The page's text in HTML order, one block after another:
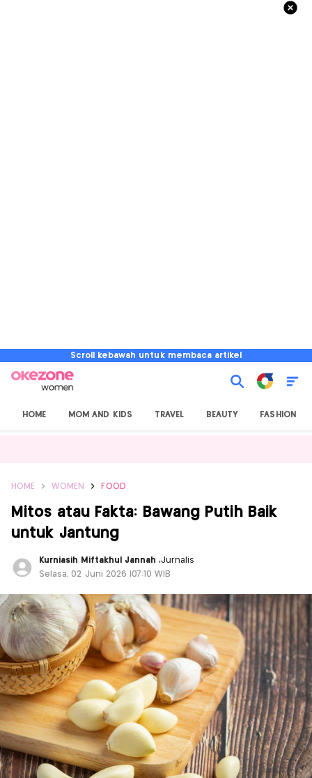
Scroll kebawah untuk membaca artikel
HOME MOM AND KIDS TRAVEL BEAUTY FASHION
HOME WOMEN FOOD
Mitos atau Fakta: Bawang Putih Baik
untuk Jantung
Kurniasih Miftakhul Jannah,Jurnalis
Selasa, 02 Juni 2026 |07:10 WIB